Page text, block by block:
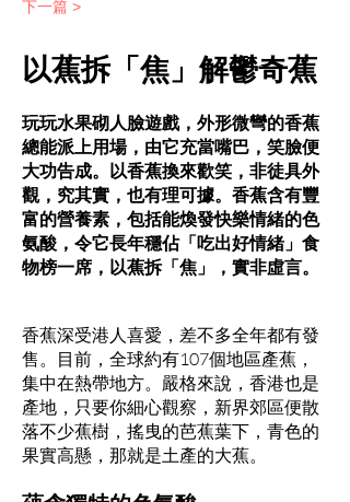
下一篇 >
以蕉拆「焦」解鬱奇蕉
玩玩水果砌人臉遊戲，外形微彎的香蕉
總能派上用場，由它充當嘴巴，笑臉便
大功告成。以香蕉換來歡笑，非徒具外
觀，究其實，也有理可據。香蕉含有豐
富的營養素，包括能煥發快樂情緒的色
氨酸，令它長年穩佔「吃出好情緒」食
物榜一席，以蕉拆「焦」，實非虛言。
香蕉深受港人喜愛，差不多全年都有發
售。目前，全球約有107個地區產蕉，
集中在熱帶地方。嚴格來說，香港也是
產地，只要你細心觀察，新界郊區便散
落不少蕉樹，搖曳的芭蕉葉下，青色的
果實高懸，那就是土產的大蕉。